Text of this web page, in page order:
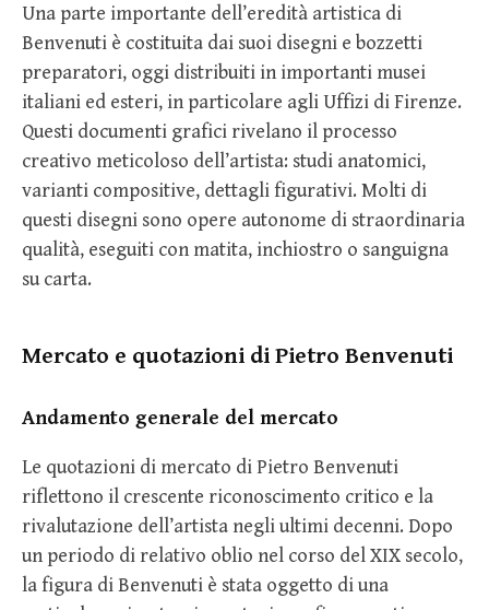
Una parte importante dell’eredità artistica di
Benvenuti è costituita dai suoi disegni e bozzetti
preparatori, oggi distribuiti in importanti musei
italiani ed esteri, in particolare agli Uffizi di Firenze.
Questi documenti grafici rivelano il processo
creativo meticoloso dell’artista: studi anatomici,
varianti compositive, dettagli figurativi. Molti di
questi disegni sono opere autonome di straordinaria
qualità, eseguiti con matita, inchiostro o sanguigna
su carta.
Mercato e quotazioni di Pietro Benvenuti
Andamento generale del mercato
Le quotazioni di mercato di Pietro Benvenuti
riflettono il crescente riconoscimento critico e la
rivalutazione dell’artista negli ultimi decenni. Dopo
un periodo di relativo oblio nel corso del XIX secolo,
la figura di Benvenuti è stata oggetto di una